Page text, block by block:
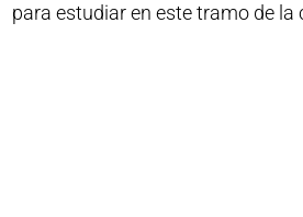
para estudiar en este tramo de la